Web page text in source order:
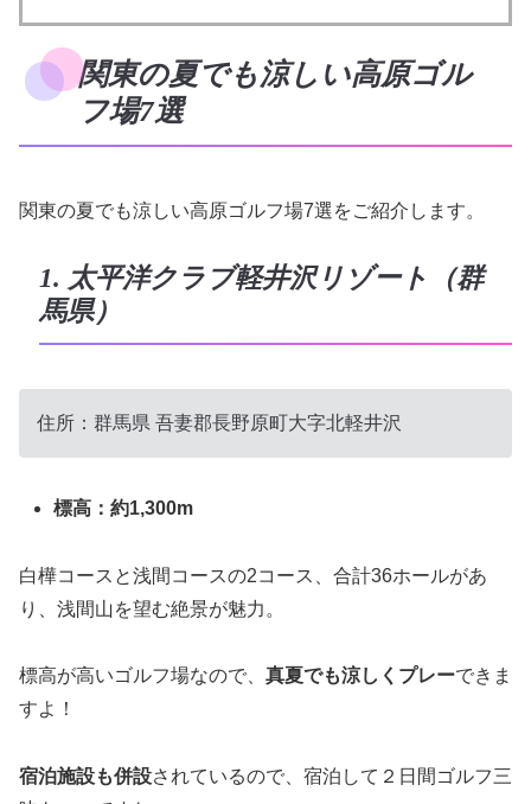
関東の夏でも涼しい高原ゴル
フ場7選
関東の夏でも涼しい高原ゴルフ場7選をご紹介します。
1. 太平洋クラブ軽井沢リゾート（群
馬県）
住所： 群馬県 吾妻郡長野原町大字北軽井沢
標高：約1,300m
白樺コースと浅間コースの2コース、合計36ホールがあ
り、浅間山を望む絶景が魅力。
標高が高いゴルフ場なので、 真夏でも涼しくプレーできま
すよ！
宿泊施設も併設されているので、宿泊して２日間ゴルフ三